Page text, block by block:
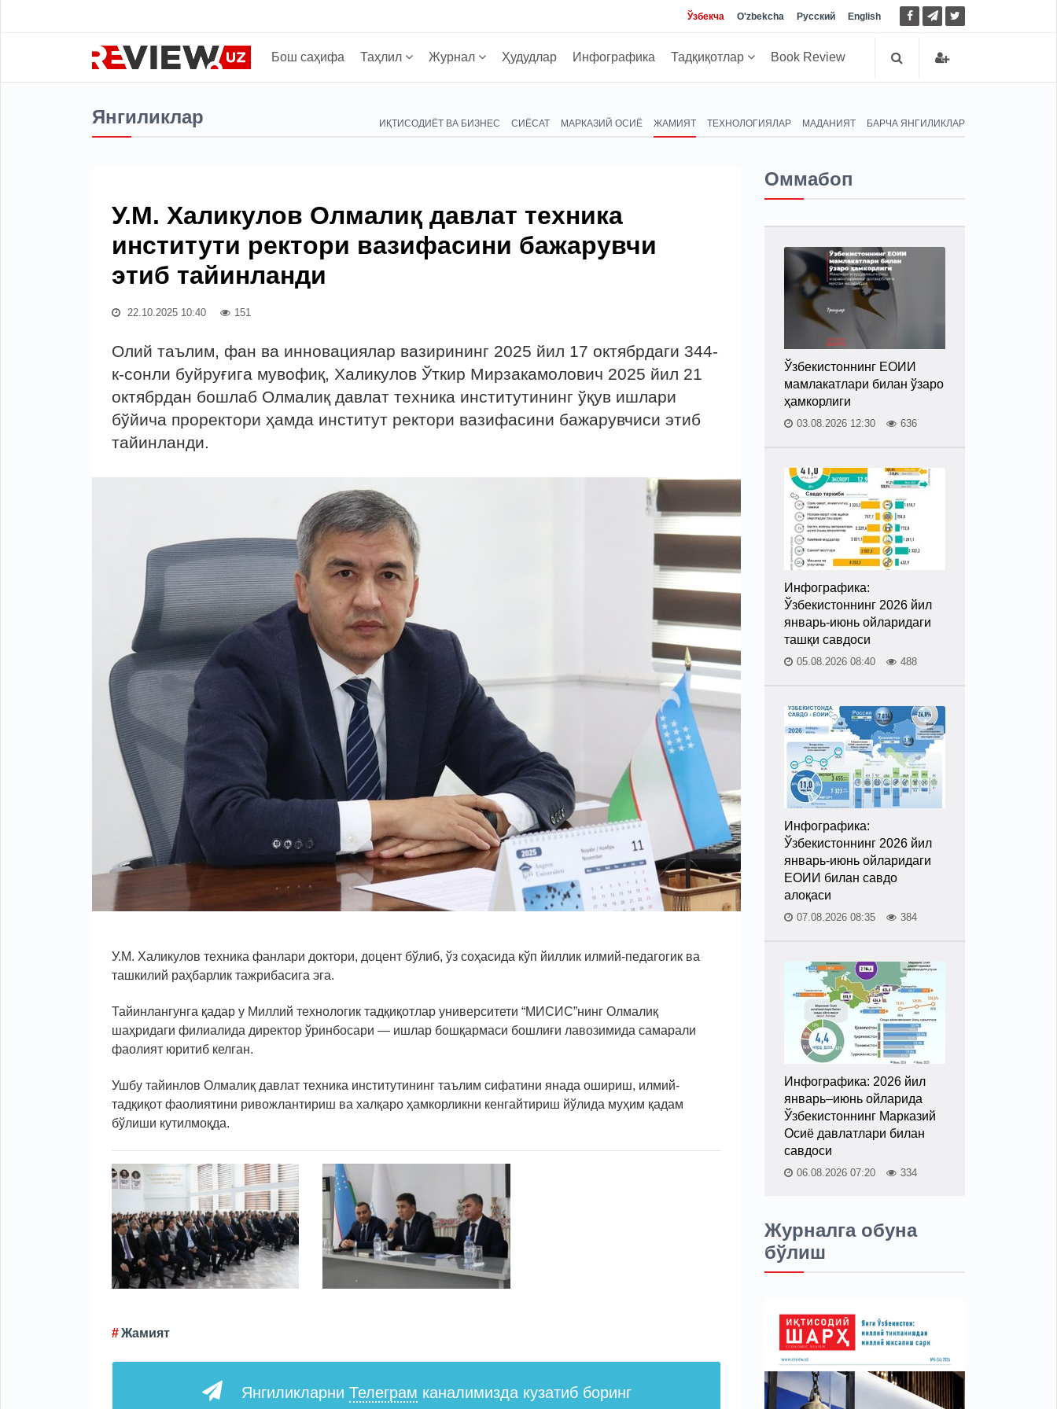
Ўзбекча O'zbekcha Русский English
Бош саҳифа Таҳлил Журнал Ҳудудлар Инфографика Тадқиқотлар Book Review
Янгиликлар ИҚТИСОДИЁТ ВА БИЗНЕС СИЁСАТ МАРКАЗИЙ ОСИЁ ЖАМИЯТ ТЕХНОЛОГИЯЛАР МАДАНИЯТ БАРЧА ЯНГИЛИКЛАР
У.М. Халикулов Олмалиқ давлат техника
институти ректори вазифасини бажарувчи
этиб тайинланди
22.10.2025 10:40 151
Олий таълим, фан ва инновациялар вазирининг 2025 йил 17 октябрдаги 344-
к-сонли буйруғига мувофиқ, Халикулов Ўткир Мирзакамолович 2025 йил 21
октябрдан бошлаб Олмалиқ давлат техника институтининг ўқув ишлари
бўйича проректори ҳамда институт ректори вазифасини бажарувчиси этиб
тайинланди.
У.М. Халикулов техника фанлари доктори, доцент бўлиб, ўз соҳасида кўп йиллик илмий-педагогик ва
ташкилий раҳбарлик тажрибасига эга.
Тайинлангунга қадар у Миллий технологик тадқиқотлар университети “МИСИС”нинг Олмалиқ
шаҳридаги филиалида директор ўринбосари — ишлар бошқармаси бошлиғи лавозимида самарали
фаолият юритиб келган.
Ушбу тайинлов Олмалиқ давлат техника институтининг таълим сифатини янада ошириш, илмий-
тадқиқот фаолиятини ривожлантириш ва халқаро ҳамкорликни кенгайтириш йўлида муҳим қадам
бўлиши кутилмоқда.
Жамият
Янгиликларни Телеграм каналимизда кузатиб боринг
Оммабоп
Ўзбекистоннинг ЕОИИ
мамлакатлари билан ўзаро
ҳамкорлиги
03.08.2026 12:30 636
Инфографика:
Ўзбекистоннинг 2026 йил
январь-июнь ойларидаги
ташқи савдоси
05.08.2026 08:40 488
Инфографика:
Ўзбекистоннинг 2026 йил
январь-июнь ойларидаги
ЕОИИ билан савдо
алоқаси
07.08.2026 08:35 384
Инфографика: 2026 йил
январь–июнь ойларида
Ўзбекистоннинг Марказий
Осиё давлатлари билан
савдоси
06.08.2026 07:20 334
Журналга обуна
бўлиш